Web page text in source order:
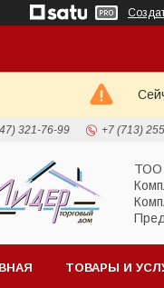
321-76-99 +7 (713)
ТОО
ТОВАРЫ И